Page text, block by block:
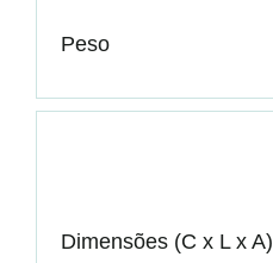
Peso
Dimensões (C x L x A)